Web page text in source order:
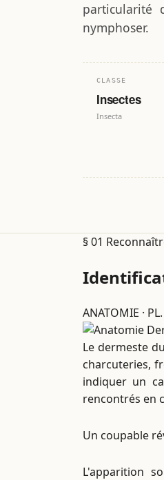
particularité
nymphoser.
CLASSE
Insectes
Insecta
§ 01
ANATOMIE ·
Le dermeste
charcuteries,
indiquer un
rencontrés en
Un coupable
L'apparition